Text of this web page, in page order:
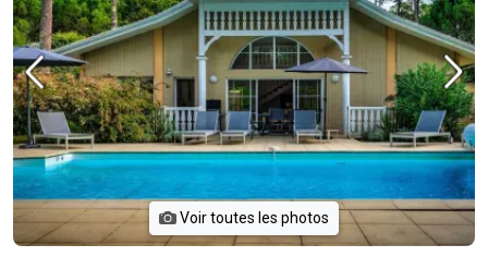
Voir toutes les photos